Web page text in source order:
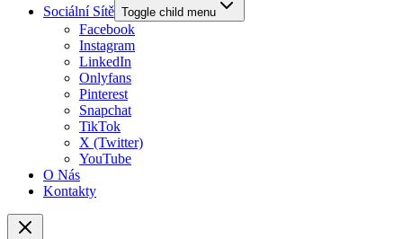
Sociální Sítě Toggle child menu
Facebook
Instagram
LinkedIn
Onlyfans
Pinterest
Snapchat
TikTok
X (Twitter)
YouTube
O Nás
Kontakty